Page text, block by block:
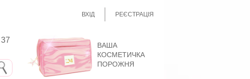
ВХІД РЕЄСТРАЦІЯ
ВАША
КОСМЕТИЧКА
ПОРОЖНЯ